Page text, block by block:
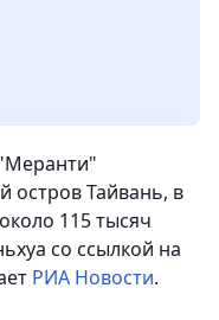
остров Тайвань, в
115 тысяч
со ссылкой на
РИА Новости.